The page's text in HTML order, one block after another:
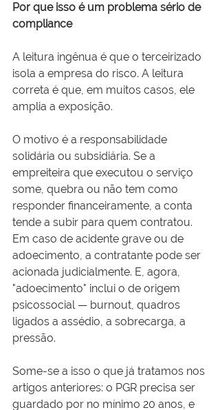
Por que isso é um problema sério de
compliance
A leitura ingênua é que o terceirizado
isola a empresa do risco. A leitura
correta é que, em muitos casos, ele
amplia a exposição.
O motivo é a responsabilidade
solidária ou subsidiária. Se a
empreiteira que executou o serviço
some, quebra ou não tem como
responder financeiramente, a conta
tende a subir para quem contratou.
Em caso de acidente grave ou de
adoecimento, a contratante pode ser
acionada judicialmente. E, agora,
"adoecimento" inclui o de origem
psicossocial — burnout, quadros
ligados a assédio, a sobrecarga, a
pressão.
Some-se a isso o que já tratamos nos
artigos anteriores: o PGR precisa ser
guardado por no mínimo 20 anos, e